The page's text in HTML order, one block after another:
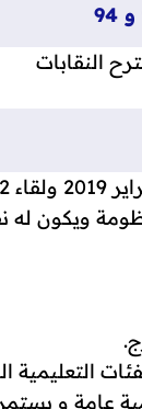
النقابات
ويكون
أطر الاكاديميات بشرط 6